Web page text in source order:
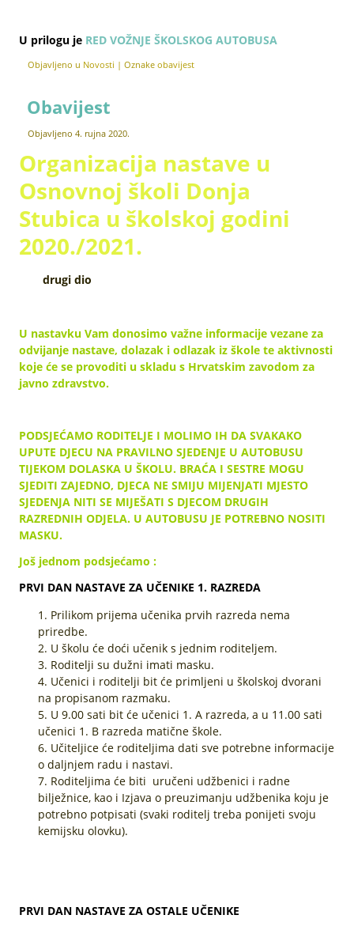
U prilogu je RED VOŽNJE ŠKOLSKOG AUTOBUSA
Objavljeno u Novosti |Oznake obavijest
Obavijest
Objavljeno 4. rujna 2020.
Organizacija nastave u
Osnovnoj školi Donja
Stubica u školskoj godini
2020./2021.
drugi dio
U nastavku Vam donosimo važne informacije vezane za
odvijanje nastave, dolazak i odlazak iz škole te aktivnosti
koje će se provoditi u skladu s Hrvatskim zavodom za
javno zdravstvo.
PODSJEĆAMO RODITELJE I MOLIMO IH DA SVAKAKO
UPUTE DJECU NA PRAVILNO SJEDENJE U AUTOBUSU
TIJEKOM DOLASKA U ŠKOLU. BRAĆA I SESTRE MOGU
SJEDITI ZAJEDNO, DJECA NE SMIJU MIJENJATI MJESTO
SJEDENJA NITI SE MIJEŠATI S DJECOM DRUGIH
RAZREDNIH ODJELA. U AUTOBUSU JE POTREBNO NOSITI
MASKU.
Još jednom podsjećamo :
PRVI DAN NASTAVE ZA UČENIKE 1. RAZREDA
Prilikom prijema učenika prvih razreda nema
priredbe.
U školu će doći učenik s jednim roditeljem.
Roditelji su dužni imati masku.
Učenici i roditelji bit će primljeni u školskoj dvorani
na propisanom razmaku.
U 9.00 sati bit će učenici 1. A razreda, a u 11.00 sati
učenici 1. B razreda matične škole.
Učiteljice će roditeljima dati sve potrebne informacije
o daljnjem radu i nastavi.
Roditeljima će biti uručeni udžbenici i radne
bilježnice, kao i Izjava o preuzimanju udžbenika koju je
potrebno potpisati (svaki roditelj treba ponijeti svoju
kemijsku olovku).
PRVI DAN NASTAVE ZA OSTALE UČENIKE